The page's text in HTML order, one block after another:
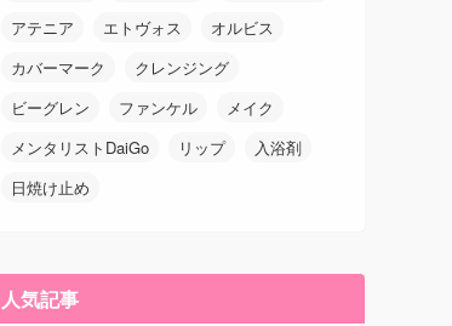
アテニア
エトヴォス
オルビス
カバーマーク
クレンジング
ビーグレン
ファンケル
メイク
メンタリストDaiGo
リップ
入浴剤
日焼け止め
人気記事